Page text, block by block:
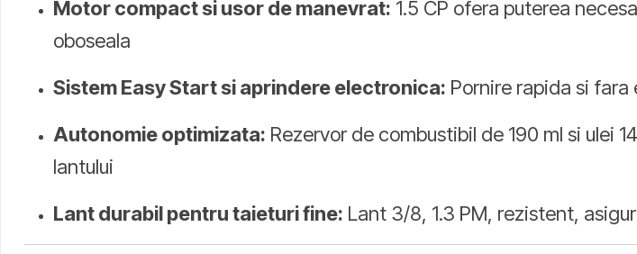
Motor compact si usor de manevrat: 1.5 CP ofera puterea
oboseala
Sistem Easy Start si aprindere electronica: Pornire rapida si
Autonomie optimizata: Rezervor de combustibil de 190 ml si ulei
lantului
Lant durabil pentru taieturi fine: Lant 3/8, 1.3 PM, rezistent,